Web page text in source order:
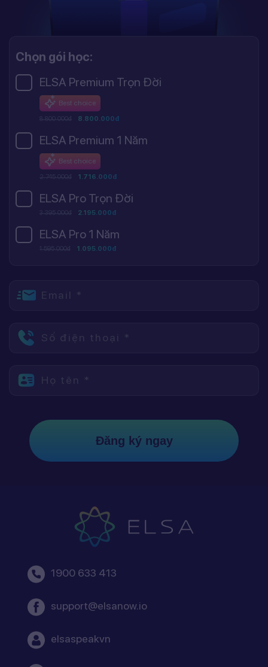
Chọn gói học:
ELSA Premium Trọn Đời
Best choice
8.800.000đ 8.800.000đ
ELSA Premium 1 Năm
Best choice
2.745.000đ 1.716.000đ
ELSA Pro Trọn Đời
3.395.000đ 2.195.000đ
ELSA Pro 1 Năm
1.595.000đ 1.095.000đ
Email *
Số điện thoại *
Họ tên *
Đăng ký ngay
1900 633 413
support@elsanow.io
elsaspeakvn